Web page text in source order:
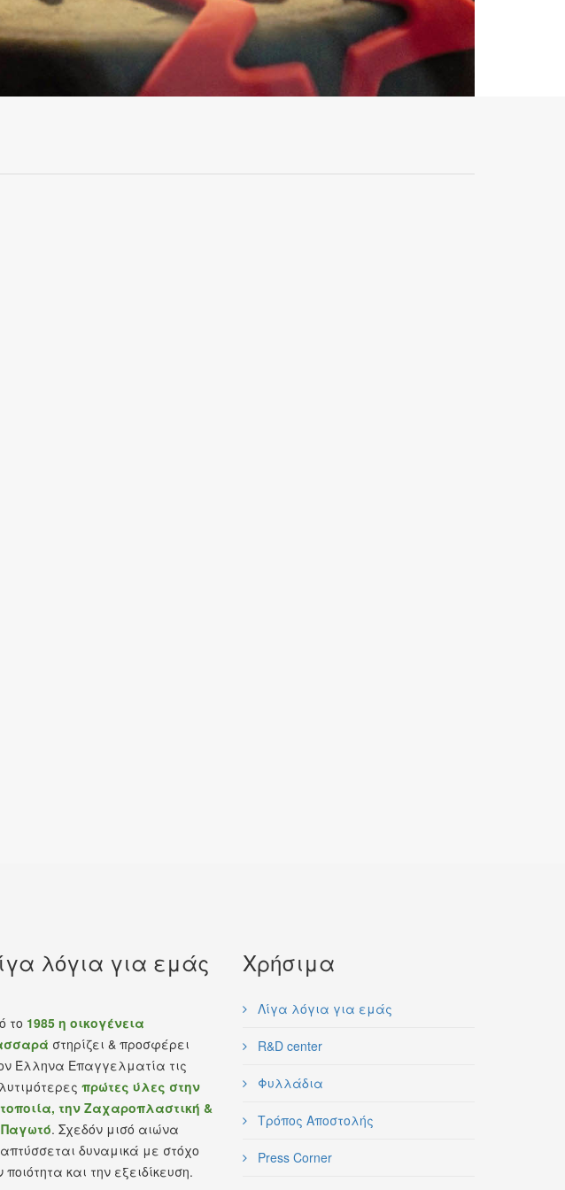
λόγια για εμάς
το 1985 η οικογένεια
στηρίζει & προσφέρει
Έλληνα Επαγγελματία τις
πρώτες ύλες στην
την Ζαχαροπλαστική &
. Σχεδόν μισό αιώνα
δυναμικά με στόχο
ποιότητα και την εξειδίκευση.
Χρήσιμα
Λίγα λόγια για εμάς
R&D center
Φυλλάδια
Τρόπος Αποστολής
Press Corner